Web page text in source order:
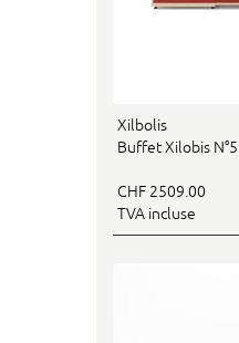
Xilbolis
Buffet Xilobis N°5
CHF 2509.00
TVA incluse